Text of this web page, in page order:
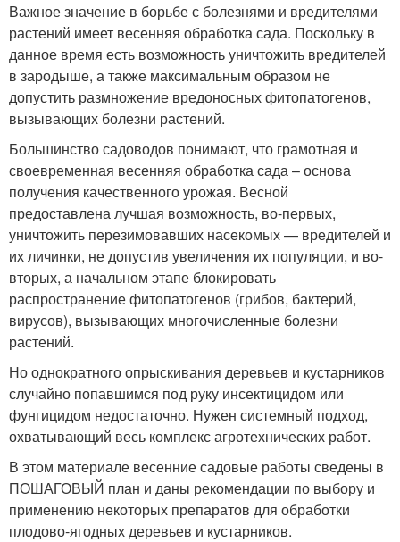
Важное значение в борьбе с болезнями и вредителями
растений имеет весенняя обработка сада. Поскольку в
данное время есть возможность уничтожить вредителей
в зародыше, а также максимальным образом не
допустить размножение вредоносных фитопатогенов,
вызывающих болезни растений.
Большинство садоводов понимают, что грамотная и
своевременная весенняя обработка сада – основа
получения качественного урожая. Весной
предоставлена лучшая возможность, во-первых,
уничтожить перезимовавших насекомых — вредителей и
их личинки, не допустив увеличения их популяции, и во-
вторых, а начальном этапе блокировать
распространение фитопатогенов (грибов, бактерий,
вирусов), вызывающих многочисленные болезни
растений.
Но однократного опрыскивания деревьев и кустарников
случайно попавшимся под руку инсектицидом или
фунгицидом недостаточно. Нужен системный подход,
охватывающий весь комплекс агротехнических работ.
В этом материале весенние садовые работы сведены в
ПОШАГОВЫЙ план и даны рекомендации по выбору и
применению некоторых препаратов для обработки
плодово-ягодных деревьев и кустарников.